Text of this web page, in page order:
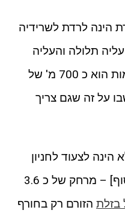
הינה לרדת לשרידיה
תלולה והעליה
קשה. מהמצפור המרחק לחומות הוא כ 700 מ' של
על זה שגם צריך
לצעוד לחניון
דליות [ואז צריך עוד רכב לאיסוף] – מרחק של כ 3.6
בזלת הזורם רק בחורף